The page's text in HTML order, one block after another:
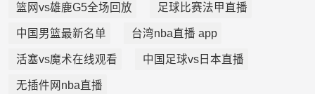
篮网vs雄鹿G5全场回放 足球比赛法甲直播
中国男篮最新名单 台湾nba直播 app
活塞vs魔术在线观看 中国足球vs日本直播
无插件网nba直播